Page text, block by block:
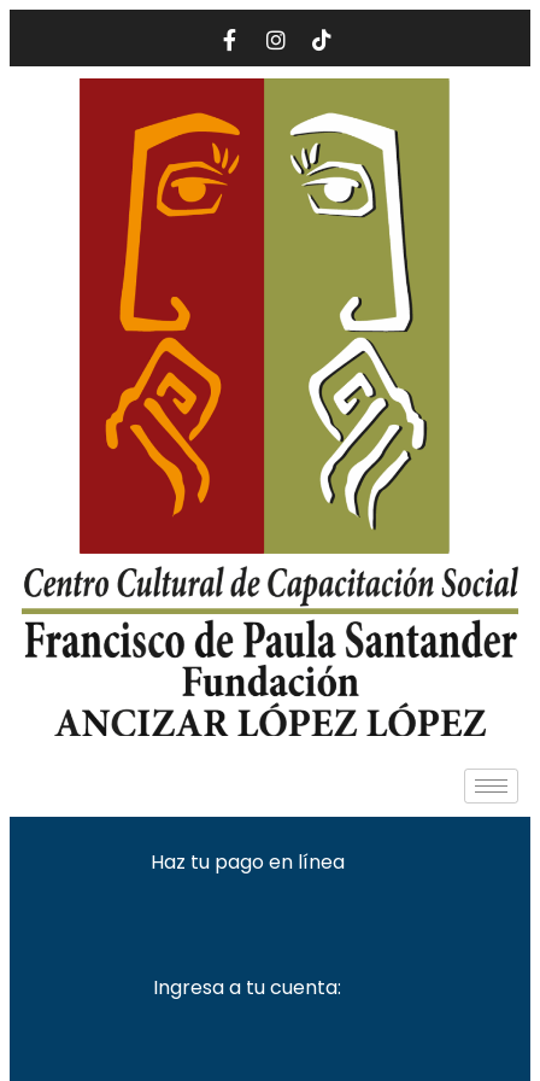
Haz tu pago en línea
Ingresa a tu cuenta: